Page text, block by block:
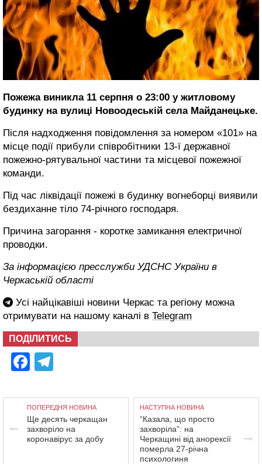
Пожежа виникла 11 серпня о 23:00 у житловому
будинку на вулиці Новоодеській села Майданецьке.
Після надходження повідомлення за номером «101» на
місце події прибули співробітники 13-ї державної
пожежно-рятувальної частини та місцевої пожежної
команди.
Під час ліквідації пожежі в будинку вогнеборці виявили
бездиханне тіло 74-річного господаря.
Причина загорання - коротке замикання електричної
проводки.
За інформацією пресслужби УДСНС України в
Черкаській області
Усі найцікавіші новини Черкас та регіону можна
отримувати на нашому каналі в Telegram
ПОДІЛИТИСЬ
Facebook
ПОПЕРЕДНЯ НОВИНА
Ще десять черкащан
захворіло на
коронавірус за добу
НАСТУПНА НОВИНА
“Казала, що просто
захворіла”: на
Черкащині від анорексії
померла 27-річна
психологиня